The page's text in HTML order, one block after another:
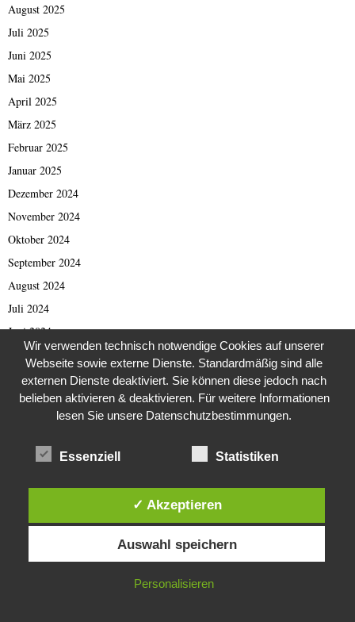
August 2025
Juli 2025
Juni 2025
Mai 2025
April 2025
März 2025
Februar 2025
Januar 2025
Dezember 2024
November 2024
Oktober 2024
September 2024
August 2024
Juli 2024
Juni 2024
Mai 2024
April 2024
März 2024
Februar 2024
Januar 2024
November 2023
August 2023
Diese Website verwendet Cookies. Durch die weitere Nutzung dieser
Website stimmst du der Verwendung von Cookies zu.
IN ORDNUNG
Wir verwenden technisch notwendige Cookies auf unserer
Webseite sowie externe Dienste. Standardmäßig sind alle
externen Dienste deaktiviert. Sie können diese jedoch nach
belieben aktivieren & deaktivieren. Für weitere Informationen
lesen Sie unsere Datenschutzbestimmungen.
Essenziell Statistiken
✓ Akzeptieren
Auswahl speichern
Personalisieren